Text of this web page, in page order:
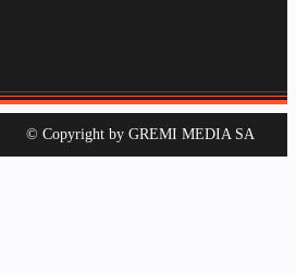
© Copyright by GREMI MEDIA SA